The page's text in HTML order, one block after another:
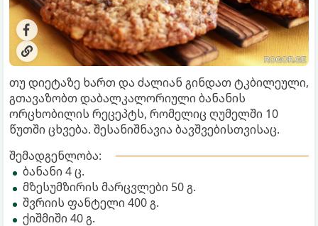
თუ დიეტაზე ხართ და ძალიან გინდათ ტკბილეული,
გთავაზობთ დაბალკალორიული ბანანის
ორცხობილის რეცეპტს, რომელიც ღუმელში 10
წუთში ცხვება. შესანიშნავია ბავშვებისთვისაც.
შემადგენლობა:
ბანანი 4 ც.
მზესუმზირის მარცვლები 50 გ.
შვრიის ფანტელი 400 გ.
ქიშმიში 40 გ.